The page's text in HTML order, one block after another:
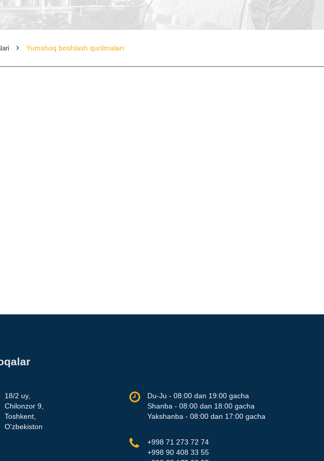
Yumshoq boshlash qurilmalari
18/2 uy,
Chilonzor 9,
Toshkent,
O'zbekiston
Du-Ju - 08:00 dan 19:00 gacha
Shanba - 08:00 dan 18:00 gacha
Yakshanba - 08:00 dan 17:00 gacha
+998 71 273 72 74
+998 90 408 33 55